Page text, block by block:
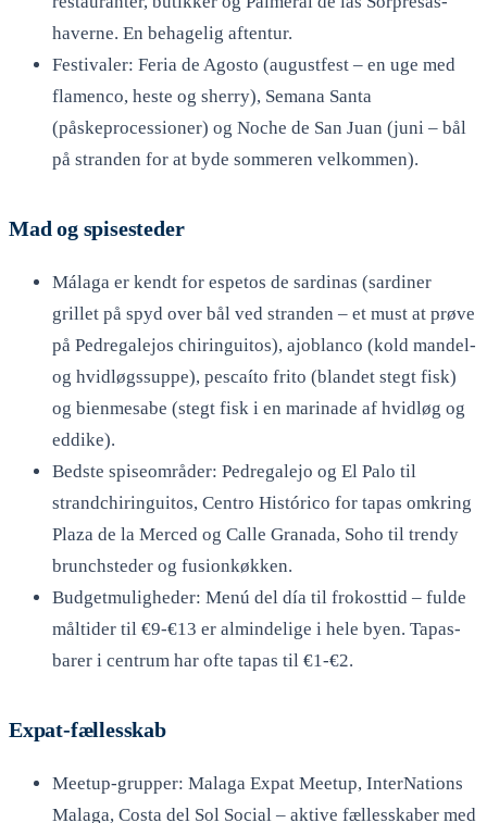
haverne. En behagelig aftentur.
Festivaler: Feria de Agosto (augustfest – en uge med
flamenco, heste og sherry), Semana Santa
(påskeprocessioner) og Noche de San Juan (juni – bål
på stranden for at byde sommeren velkommen).
Mad og spisesteder
Málaga er kendt for espetos de sardinas (sardiner
grillet på spyd over bål ved stranden – et must at prøve
på Pedregalejos chiringuitos), ajoblanco (kold mandel-
og hvidløgssuppe), pescaíto frito (blandet stegt fisk)
og bienmesabe (stegt fisk i en marinade af hvidløg og
eddike).
Bedste spiseområder: Pedregalejo og El Palo til
strandchiringuitos, Centro Histórico for tapas omkring
Plaza de la Merced og Calle Granada, Soho til trendy
brunchsteder og fusionkøkken.
Budgetmuligheder: Menú del día til frokosttid – fulde
måltider til €9-€13 er almindelige i hele byen. Tapas-
barer i centrum har ofte tapas til €1-€2.
Expat-fællesskab
Meetup-grupper: Malaga Expat Meetup, InterNations
Malaga, Costa del Sol Social – aktive fællesskaber med